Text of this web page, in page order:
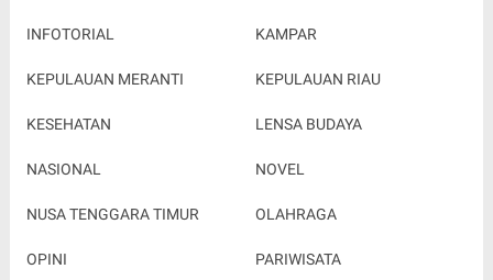
INFOTORIAL KAMPAR
KEPULAUAN MERANTI KEPULAUAN RIAU
KESEHATAN LENSA BUDAYA
NASIONAL NOVEL
NUSA TENGGARA TIMUR OLAHRAGA
OPINI PARIWISATA